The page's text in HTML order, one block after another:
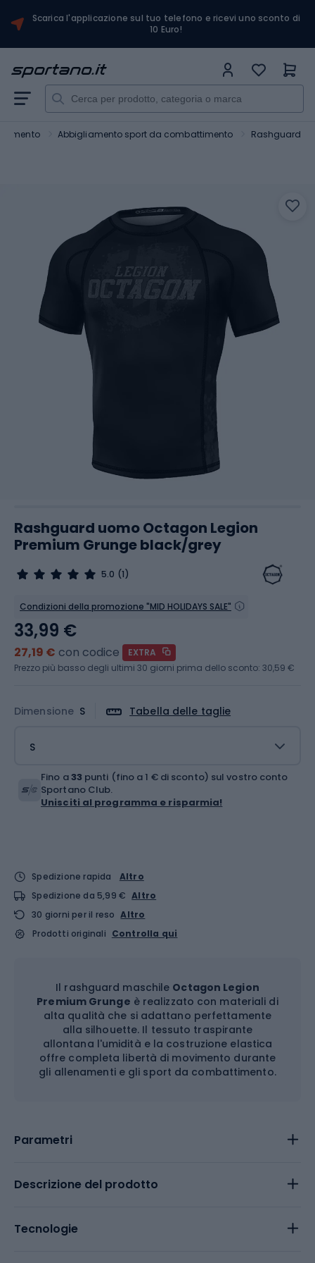
Scarica l'applicazione sul tuo telefono e ricevi uno sconto di
10 Euro!
Abbigliamento sport da combattimento Rashguard
Rashguard uomo Octagon Legion
Premium Grunge black/grey
5.0 (1)
Condizioni della promozione "MID HOLIDAYS SALE"
Dimensione S Tabella delle taglie
S
33,99 €
27,19 € con codice
EXTRA
Prezzo più basso degli ultimi 30 giorni prima dello sconto: 30,59 €
Fino a33 punti (fino a 1 € di sconto) sul vostro conto
Sportano Club.
Unisciti al programma e risparmia!
Spedizione rapida
Altro
Spedizione da 5,99 € Altro
30 giorni per il reso Altro
Prodotti originali Controlla qui
Il rashguard maschile Octagon Legion
Premium Grunge è realizzato con materiali di
alta qualità che si adattano perfettamente
alla silhouette. Il tessuto traspirante
allontana l'umidità e la costruzione elastica
offre completa libertà di movimento durante
gli allenamenti e gli sport da combattimento.
Parametri
Descrizione del prodotto
Tecnologie